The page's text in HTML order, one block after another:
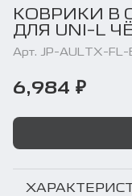
КОВРИКИ В
ДЛЯ UNI-L
Арт. JP-AULTX-FL-
6,984 ₽